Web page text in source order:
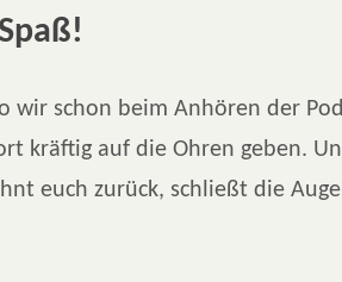
wir schon beim Anhören der
kräftig auf die Ohren geben.
euch zurück, schließt die